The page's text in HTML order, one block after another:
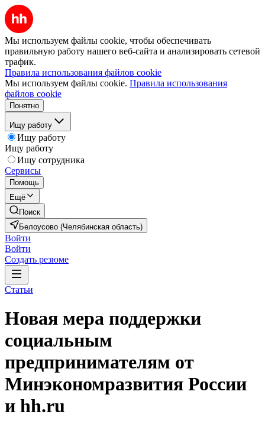
Мы используем файлы cookie, чтобы обеспечивать
правильную работу нашего веб-сайта и анализировать сетевой
трафик.
Правила использования файлов cookie
Мы используем файлы cookie. Правила использования
файлов cookie
Понятно
Ищу работу
Ищу работу
Ищу работу
Ищу сотрудника
Сервисы
Помощь
Ещё
Поиск
Белоусово (Челябинская область)
Войти
Войти
Создать резюме
Статьи
Новая мера поддержки
социальным
предпринимателям от
Минэкономразвития России
и hh.ru